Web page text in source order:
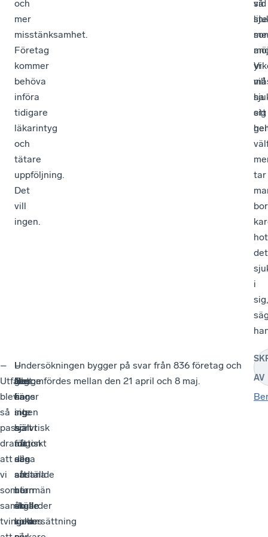
och
mer
misstänksamhet.
Företag
kommer
behöva
införa
tidigare
läkarintyg
och
tätare
uppföljning.
Det
vill
ingen.
vid
sig
så
lite
Vi
vill
ha
ett
tar
det
i
sig,
–
Utfallet
blev
så
pass
dramatiskt
att
vi
som
samhälle
tvingades
I
Norge
finns
ingen
självrisk
för
den
anställde
utan
en
sjukersättning
–
Jag
har
inte
hört
någon
säga
att
norrmän
skulle
vara
–
Det
säger
sig
självt
att
alla
sådana
här
åtgärder
kokar
Undersökningen bygger på svar från 836 företag och
genomfördes mellan den 21 april och 8 maj.
AV